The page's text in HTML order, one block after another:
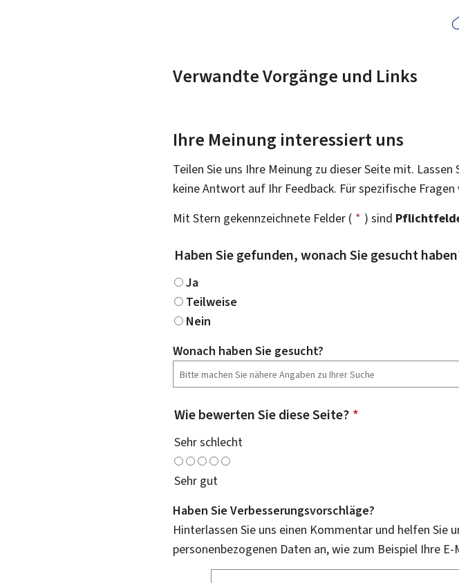
Verwandte Vorgänge und Links
Ihre Meinung interessiert uns
Teilen Sie uns Ihre Meinung zu dieser Seite mit.
keine Antwort auf Ihr Feedback. Für spezifische
Mit Stern gekennzeichnete Felder ( * ) sind
Haben Sie gefunden, wonach Sie gesucht
Ja
Teilweise
Nein
Wonach haben Sie gesucht?
Wie bewerten Sie diese Seite? *
Sehr schlecht
Sehr gut
Haben Sie Verbesserungsvorschläge?
Hinterlassen Sie uns einen Kommentar und helfen Sie
personenbezogenen Daten an, wie zum Beispiel Ihre